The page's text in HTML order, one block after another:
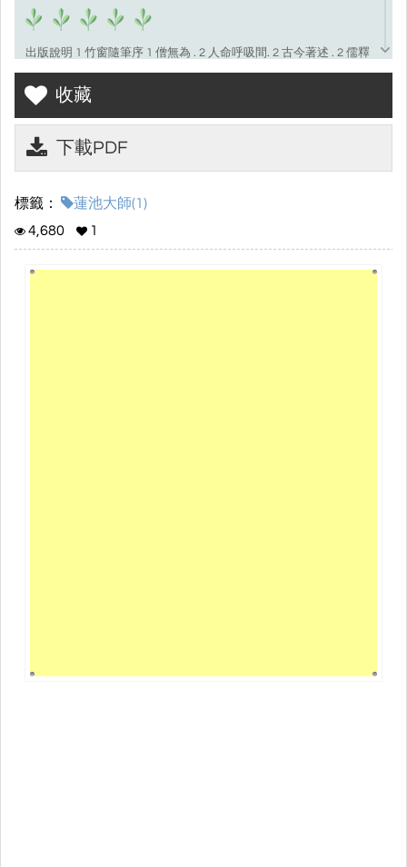
出版說明 1 竹窗隨筆序 1 僧無為 . 2 人命呼吸間. 2 古今著述 . 2 儒釋
和會2 楞嚴（一）3 楞嚴（二）. 3 禮懺功德 3 螯蠣充口 3 東門黃犬 4
為父母殺生4 鹿祀求名 4 心喻. 4 換骨 . 5 洪州不得珠體 .. 5 墳墓 . 5 菩
薩度生 6 悟後 6 孚遂二座主6 實悟 6 出家父母反拜 7 生愚死智 . 7
莊子（一）. 7 莊子（二） 8 莊子（三） 8 養老書 8 心得 9 祀神不用
牲9 好樂
收藏
下載PDF
標籤：
蓮池大師(1)
4,680
1